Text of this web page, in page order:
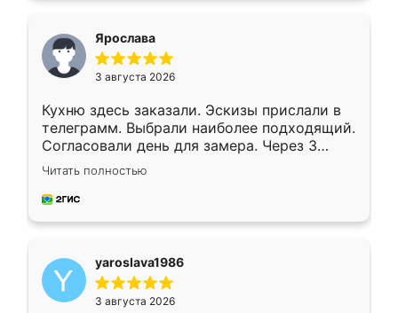
Ярослава
3 августа 2026
Кухню здесь заказали. Эскизы прислали в
телеграмм. Выбрали наиболее подходящий.
Согласовали день для замера. Через 3
недели кухня была уже готова. Остались
довольны работой. Спасибо Ренессанс
мебель за качественную работу!
Читать полностью
yaroslava1986
3 августа 2026